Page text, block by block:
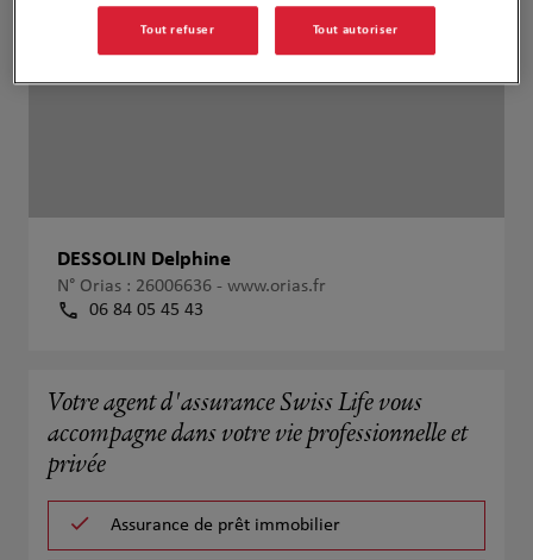
DESSOLIN Delphine
N° Orias : 26006636 - www.orias.fr
06 84 05 45 43
Votre agent d'assurance Swiss Life vous
accompagne dans votre vie professionnelle et
privée
Assurance de prêt immobilier
Tout refuser Tout autoriser